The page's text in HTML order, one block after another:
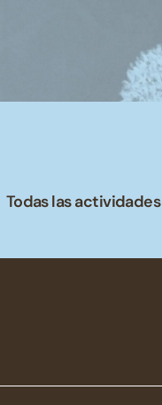
Todas las actividades